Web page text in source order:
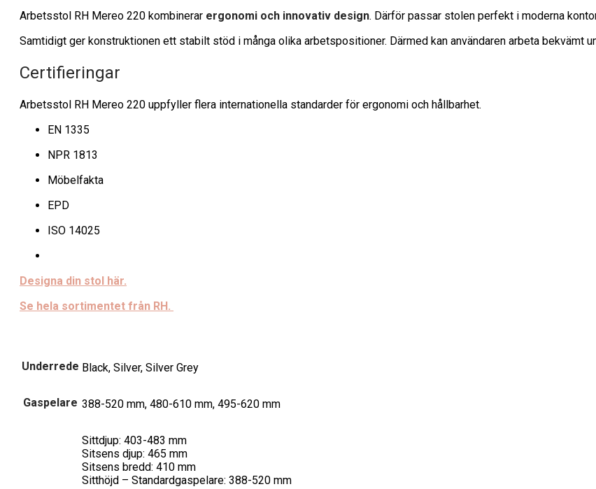
Arbetsstol RH Mereo 220 kombinerar ergonomi och innovativ design. Därför passar stolen perfekt i moderna
Samtidigt ger konstruktionen ett stabilt stöd i många olika arbetspositioner. Därmed kan användaren arbeta bekvämt
Certifieringar
Arbetsstol RH Mereo 220 uppfyller flera internationella standarder för ergonomi och hållbarhet.
EN 1335
NPR 1813
Möbelfakta
EPD
ISO 14025
Designa din stol här.
Se hela sortimentet från RH.
Underrede Black, Silver, Silver Grey
Gaspelare 388-520 mm, 480-610 mm, 495-620 mm
Sittdjup: 403-483 mm
Sitsens djup: 465 mm
Sitsens bredd: 410 mm
Sitthöjd – Standardgaspelare: 388-520 mm